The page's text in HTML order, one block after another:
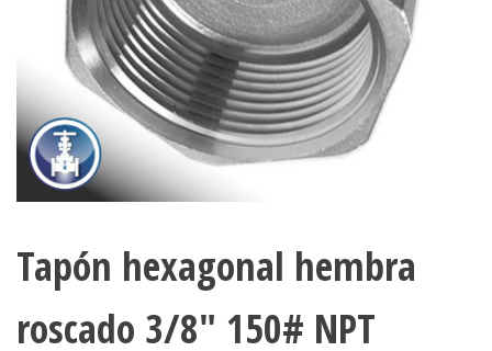
Tapón hexagonal hembra
roscado 3/8″ 150# NPT